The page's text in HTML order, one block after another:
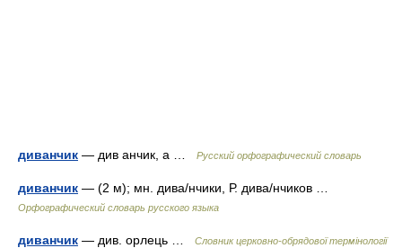
диванчик — див анчик, а … Русский орфографический словарь
диванчик — (2 м); мн. дива/нчики, Р. дива/нчиков …
Орфографический словарь русского языка
диванчик — див. орлець … Словник церковно-обрядової термінології